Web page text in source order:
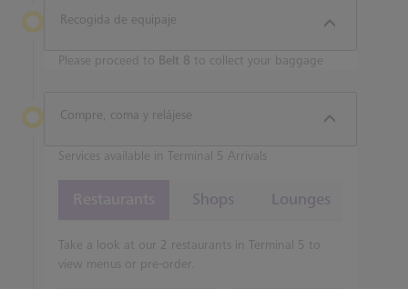
Recogida de equipaje
Please proceed to Belt 8 to collect your baggage
Compre, coma y relájese
Services available in Terminal 5 Arrivals
Shops Lounges
Take a look at our 2 restaurants in Terminal 5 to
view menus or pre-order.